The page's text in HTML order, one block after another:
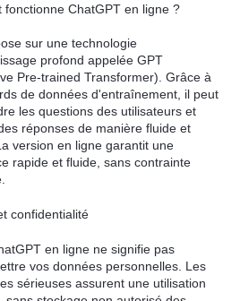
fonctionne ChatGPT en ligne ?
sur une technologie
profond appelée GPT
Pre-trained Transformer). Grâce à
de données d'entraînement, il peut
les questions des utilisateurs et
réponses de manière fluide et
version en ligne garantit une
rapide et fluide, sans contrainte
confidentialité
en ligne ne signifie pas
vos données personnelles. Les
sérieuses assurent une utilisation